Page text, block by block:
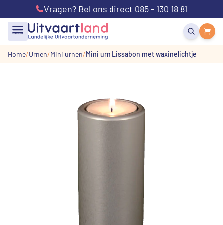
Vragen? Bel ons direct 085 - 130 18 81
menu
Home Urnen Mini urnen Mini urn Lissabon met waxinelichtje